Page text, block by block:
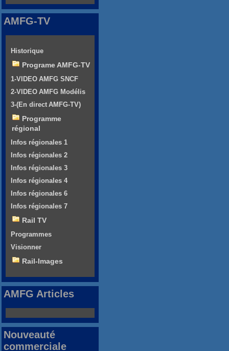
AMFG-TV
Historique
Programe AMFG-TV
1-VIDEO AMFG SNCF
2-VIDEO AMFG Modélis
3-(En direct AMFG-TV)
Programme
régional
Infos régionales 1
Infos régionales 2
Infos régionales 3
Infos régionales 4
Infos régionales 6
Infos régionales 7
Rail TV
Programmes
Visionner
Rail-Images
AMFG Articles
Nouveauté
commerciale